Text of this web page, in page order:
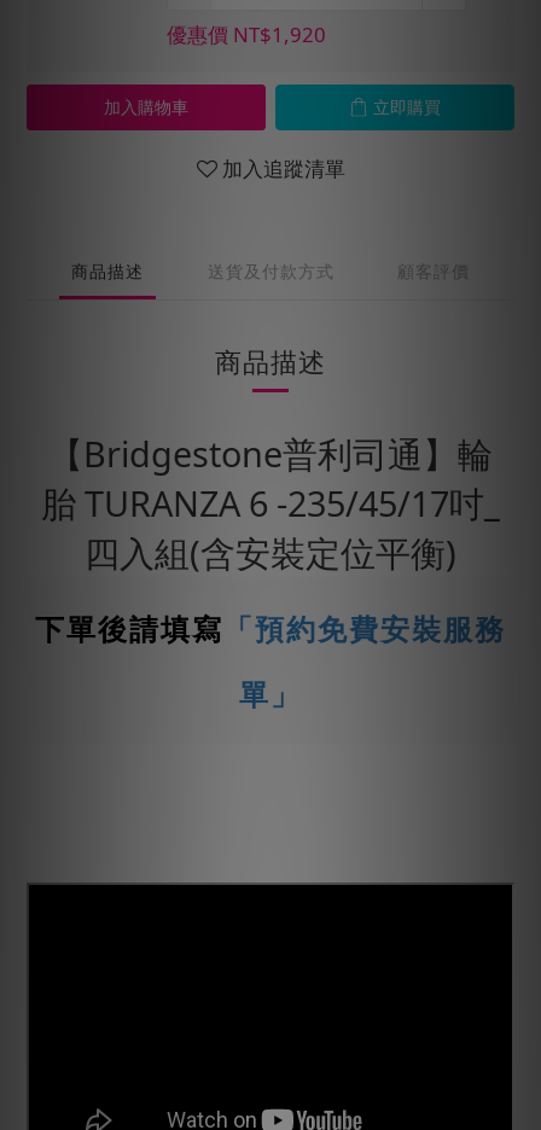
優惠價 NT$1,920
加入購物車 立即購買
加入追蹤清單
商品描述 送貨及付款方式 顧客評價
商品描述
【Bridgestone普利司通】輪
胎 TURANZA 6 -235/45/17吋_
四入組(含安裝定位平衡)
下單後請填寫 「預約免費安裝服務
單」